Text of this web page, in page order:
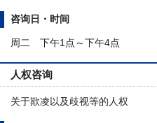
咨询日・时间
周二 下午1点～下午4点
人权咨询
关于欺凌以及歧视等的人权